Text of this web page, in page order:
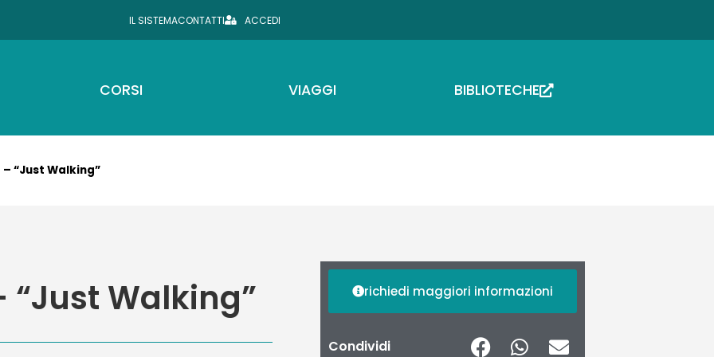
IL SISTEMACONTATTI ACCEDI
CORSI VIAGGI BIBLIOTECHE
“Just Walking”
Walking” richiedi maggiori informazioni
Condividi